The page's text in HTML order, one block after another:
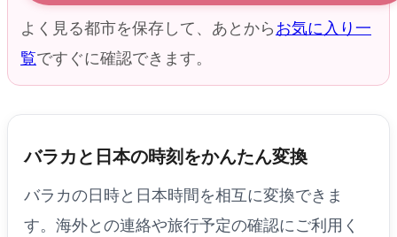
よく見る都市を保存して、あとからお気に入り一
覧ですぐに確認できます。
バラカと日本の時刻をかんたん変換
バラカの日時と日本時間を相互に変換できま
す。海外との連絡や旅行予定の確認にご利用く